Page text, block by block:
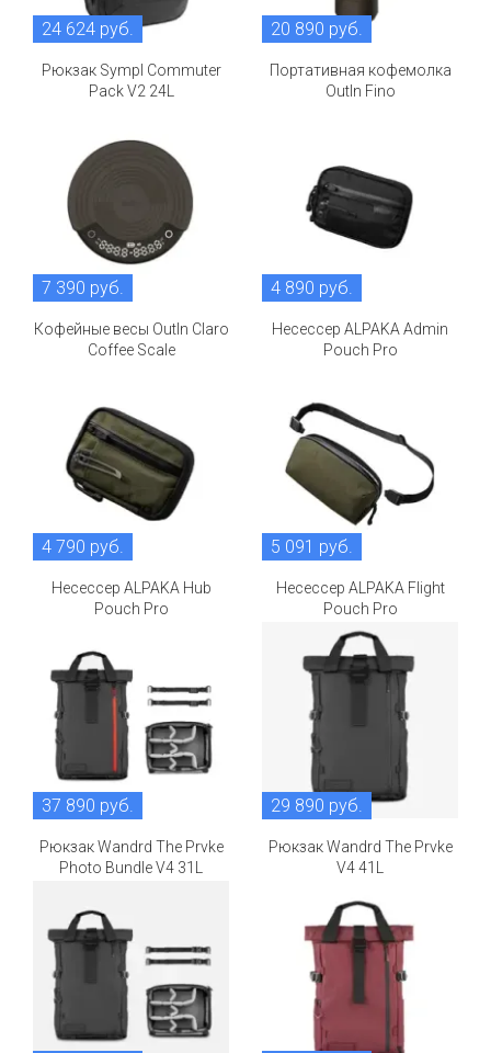
24 624 руб.
Рюкзак Sympl Commuter
Pack V2 24L
20 890 руб.
Портативная кофемолка
OutIn Fino
7 390 руб.
Кофейные весы OutIn Claro
Coffee Scale
4 890 руб.
Несессер ALPAKA Admin
Pouch Pro
4 790 руб.
Несессер ALPAKA Hub
Pouch Pro
5 091 руб.
Несессер ALPAKA Flight
Pouch Pro
37 890 руб.
Рюкзак Wandrd The Prvke
Photo Bundle V4 31L
29 890 руб.
Рюкзак Wandrd The Prvke
V4 41L